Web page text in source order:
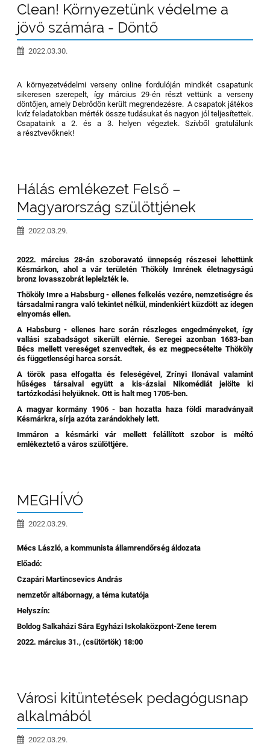
Clean! Környezetünk védelme a
jövő számára - Döntő
2022.03.30.
A környezetvédelmi verseny online fordulóján mindkét csapatunk
sikeresen szerepelt, így március 29-én részt vettünk a verseny
döntőjen, amely Debrődön került megrendezésre. A csapatok játékos
kvíz feladatokban mérték össze tudásukat és nagyon jól teljesítettek.
Csapataink a 2. és a 3. helyen végeztek. Szívből gratulálunk
a résztvevőknek!
Hálás emlékezet Felső –
Magyarország szülöttjének
2022.03.29.
2022. március 28-án szoboravató ünnepség részesei lehettünk
Késmárkon, ahol a vár területén Thököly Imrének életnagyságú
bronz lovasszobrát leplelzték le.
Thököly Imre a Habsburg - ellenes felkelés vezére, nemzetiségre és
társadalmi rangra való tekintet nélkül, mindenkiért küzdött az idegen
elnyomás ellen.
A Habsburg - ellenes harc során részleges engedményeket, így
vallási szabadságot sikerült elérnie. Seregei azonban 1683-ban
Bécs mellett vereséget szenvedtek, és ez megpecsételte Thököly
és függetlenségi harca sorsát.
A török pasa elfogatta és feleségével, Zrínyi Ilonával valamint
hűséges társaival együtt a kis-ázsiai Nikomédiát jelölte ki
tartózkodási helyüknek. Ott is halt meg 1705-ben.
A magyar kormány 1906 - ban hozatta haza földi maradványait
Késmárkra, sírja azóta zarándokhely lett.
Immáron a késmárki vár mellett felállított szobor is méltó
emlékeztető a város szülöttjére.
MEGHÍVÓ
2022.03.29.
Mécs László, a kommunista államrendőrség áldozata
Előadó:
Czapári Martincsevics András
nemzetőr altábornagy, a téma kutatója
Helyszín:
Boldog Salkaházi Sára Egyházi Iskolaközpont-Zene terem
2022. március 31., (csütörtök) 18:00
Városi kitüntetések pedagógusnap
alkalmából
2022.03.29.